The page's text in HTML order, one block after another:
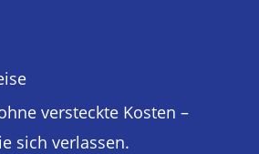
versteckte Kosten –
sich verlassen.